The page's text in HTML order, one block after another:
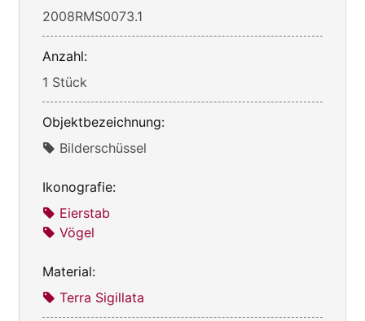
2008RMS0073.1
Anzahl:
1 Stück
Objektbezeichnung:
Bilderschüssel
Ikonografie:
Eierstab
Vögel
Material:
Terra Sigillata